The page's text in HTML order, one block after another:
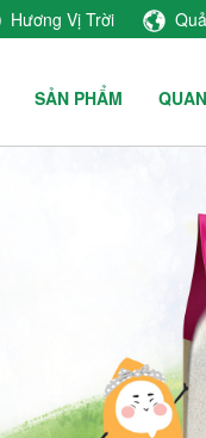
Hương Vị Trời
SẢN PHẨM